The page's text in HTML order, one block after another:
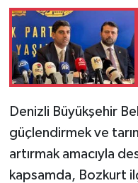
Denizli Büyükşehir
güçlendirmek ve
artırmak amacıyla
kapsamda, Bozkurt